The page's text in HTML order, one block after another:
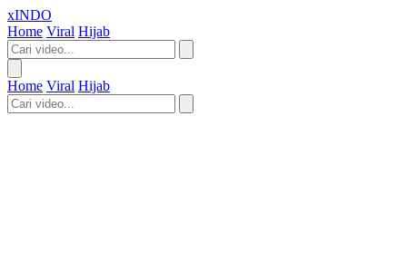
xINDO
Home Viral Hijab
Home Viral Hijab